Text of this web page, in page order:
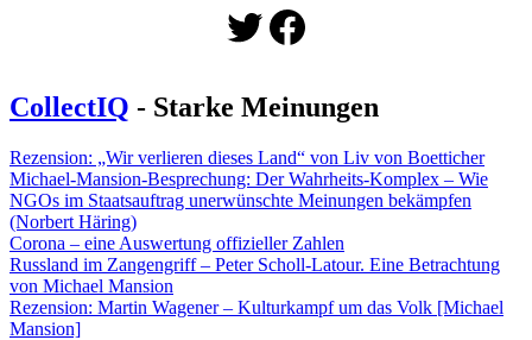
Twitter
Facebook
CollectIQ - Starke Meinungen
Rezension: „Wir verlieren dieses Land“ von Liv von Boetticher
Michael-Mansion-Besprechung: Der Wahrheits-Komplex – Wie
NGOs im Staatsauftrag unerwünschte Meinungen bekämpfen
(Norbert Häring)
Corona – eine Auswertung offizieller Zahlen
Russland im Zangengriff – Peter Scholl-Latour. Eine Betrachtung
von Michael Mansion
Rezension: Martin Wagener – Kulturkampf um das Volk [Michael
Mansion]